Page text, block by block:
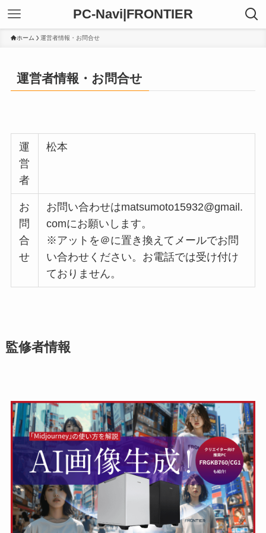
PC-Navi|FRONTIER
ホーム 運営者情報・お問合せ
運営者情報・お問合せ
運
営
者
松本
お
問
合
せ
お問い合わせはmatsumoto15932@gmail.
comにお願いします。
※アットを＠に置き換えてメールでお問
い合わせください。お電話では受け付け
ておりません。
監修者情報